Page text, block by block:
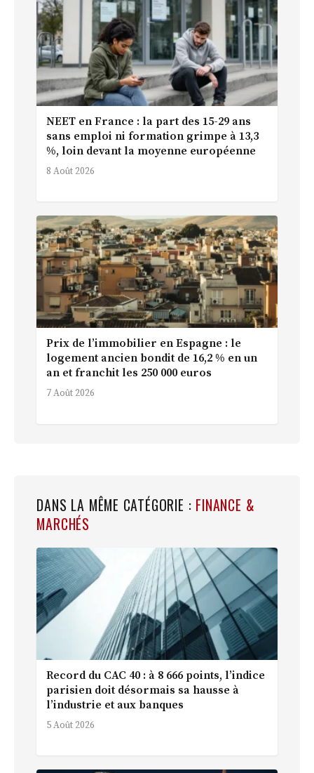
NEET en France : la part des 15-29 ans
sans emploi ni formation grimpe à 13,3
%, loin devant la moyenne européenne
8 Août 2026
Prix de l’immobilier en Espagne : le
logement ancien bondit de 16,2 % en un
an et franchit les 250 000 euros
7 Août 2026
DANS LA MÊME CATÉGORIE : FINANCE &
MARCHÉS
Record du CAC 40 : à 8 666 points, l’indice
parisien doit désormais sa hausse à
l’industrie et aux banques
5 Août 2026